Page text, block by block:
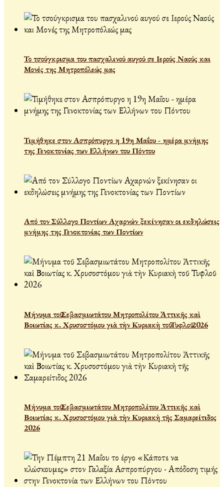
Το τσούγκρισμα του πασχαλινού αυγού σε Ιερούς Ναούς και
Μονές της Μητροπόλεώς μας
Τιμήθηκε στον Ασπρόπυργο η 19η Μαΐου - ημέρα μνήμης
της Γενοκτονίας των Ελλήνων του Πόντου
Από τον Σύλλογο Ποντίων Αχαρνών ξεκίνησαν οι εκδηλώσεις
μνήμης της Γενοκτονίας των Ποντίων
Μήνυμα τοῦ Σεβασμιωτάτου Μητροπολίτου Ἀττικῆς καὶ
Βοιωτίας κ. Χρυσοστόμου γιὰ τὴν Κυριακὴ τοῦ Τυφλοῦ 2026
Μήνυμα τοῦ Σεβασμιωτάτου Μητροπολίτου Ἀττικῆς καὶ
Βοιωτίας κ. Χρυσοστόμου γιὰ τὴν Κυριακὴ τῆς Σαμαρείτιδος
2026